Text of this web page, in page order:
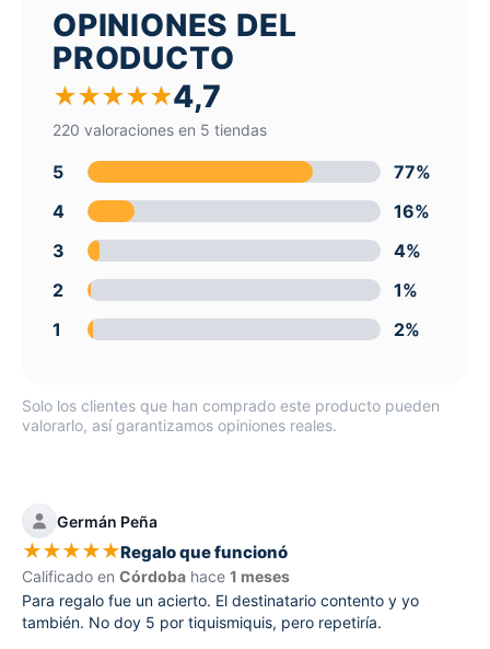
OPINIONES DEL
PRODUCTO
★★★★★4,7
220 valoraciones en 5 tiendas
5
77%
4
16%
3
4%
2
1%
1
2%
Solo los clientes que han comprado este producto pueden
valorarlo, así garantizamos opiniones reales.
Germán Peña
★★★★★Regalo que funcionó
Calificado en Córdoba hace 1 meses
Para regalo fue un acierto. El destinatario contento y yo
también. No doy 5 por tiquismiquis, pero repetiría.